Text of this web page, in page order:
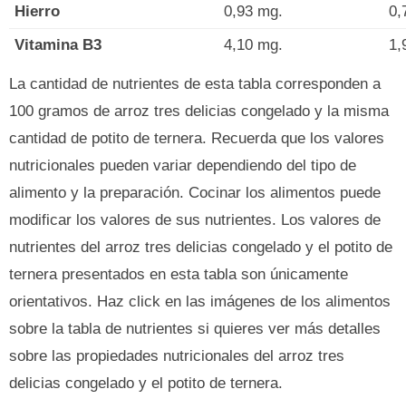
Hierro
0,93 mg.
Vitamina B3
4,10 mg.
La cantidad de nutrientes de esta tabla corresponden a
100 gramos de arroz tres delicias congelado y la misma
cantidad de potito de ternera. Recuerda que los valores
nutricionales pueden variar dependiendo del tipo de
alimento y la preparación. Cocinar los alimentos puede
modificar los valores de sus nutrientes. Los valores de
nutrientes del arroz tres delicias congelado y el potito de
ternera presentados en esta tabla son únicamente
orientativos. Haz click en las imágenes de los alimentos
sobre la tabla de nutrientes si quieres ver más detalles
sobre las propiedades nutricionales del arroz tres
delicias congelado y el potito de ternera.